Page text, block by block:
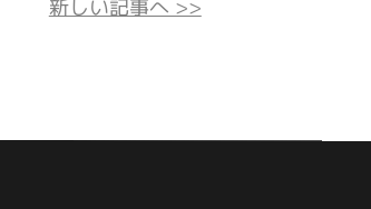
新しい記事へ >>